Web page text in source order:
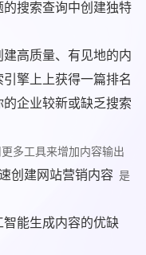
搜索查询中创建独特
高质量、有见地的内
擎上上获得一篇排名
企业较新或缺乏搜索
多工具来增加内容输出
创建网站营销内容 是
能生成内容的优缺